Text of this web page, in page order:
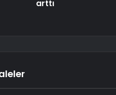
arttı